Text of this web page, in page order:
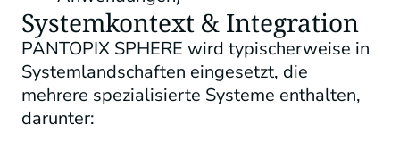
Systemkontext & Integration
PANTOPIX SPHERE wird typischerweise in
Systemlandschaften eingesetzt, die
mehrere spezialisierte Systeme enthalten,
darunter: